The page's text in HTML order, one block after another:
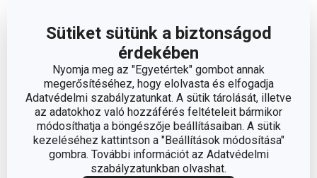
Sütiket sütünk a biztonságod
érdekében
Nyomja meg az "Egyetértek" gombot annak
megerősítéséhez, hogy elolvasta és elfogadja
Adatvédelmi szabályzatunkat. A sütik tárolását, illetve
az adatokhoz való hozzáférés feltételeit bármikor
módosíthatja a böngészője beállításaiban. A sütik
kezeléséhez kattintson a "Beállítások módosítása"
gombra. További információt az Adatvédelmi
szabályzatunkban olvashat.
PRESIDENT vajkés
4 440 Ft
Elérhető a webáruházban
11 márkaboltban elérhető
GrandCHEF vajkés
1 960 Ft
Elérhető a webáruházban
11 márkaboltban elérhető